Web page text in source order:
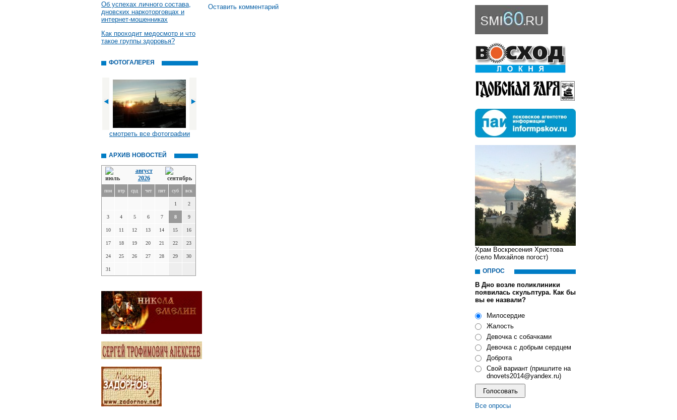
Об успехах личного состава,
дновских наркоторговцах и
интернет-мошенниках
Как проходит медосмотр и что
такое группы здоровья?
ФОТОГАЛЕРЕЯ
смотреть все фотографии
АРХИВ НОВОСТЕЙ
август
2026
пон втр срд чет пят суб вск
1 2
3 4 5 6 7 8 9
10 11 12 13 14 15 16
17 18 19 20 21 22 23
24 25 26 27 28 29 30
31
Оставить комментарий
Храм Воскресения Христова
(село Михайлов погост)
ОПРОС
В Дно возле поликлиники
появилась скульптура. Как бы
вы ее назвали?
Милосердие
Жалость
Девочка с собачками
Девочка с добрым сердцем
Доброта
Свой вариант (пришлите на
dnovets2014@yandex.ru)
Все опросы